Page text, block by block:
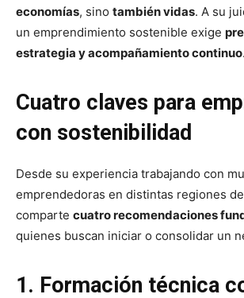
economías, sino también vidas. A su
un emprendimiento sostenible exige
estrategia y acompañamiento continuo.
Cuatro claves para
con sostenibilidad
Desde su experiencia trabajando con
emprendedoras en distintas regiones
comparte cuatro recomendaciones
quienes buscan iniciar o consolidar un
1. Formación técnica